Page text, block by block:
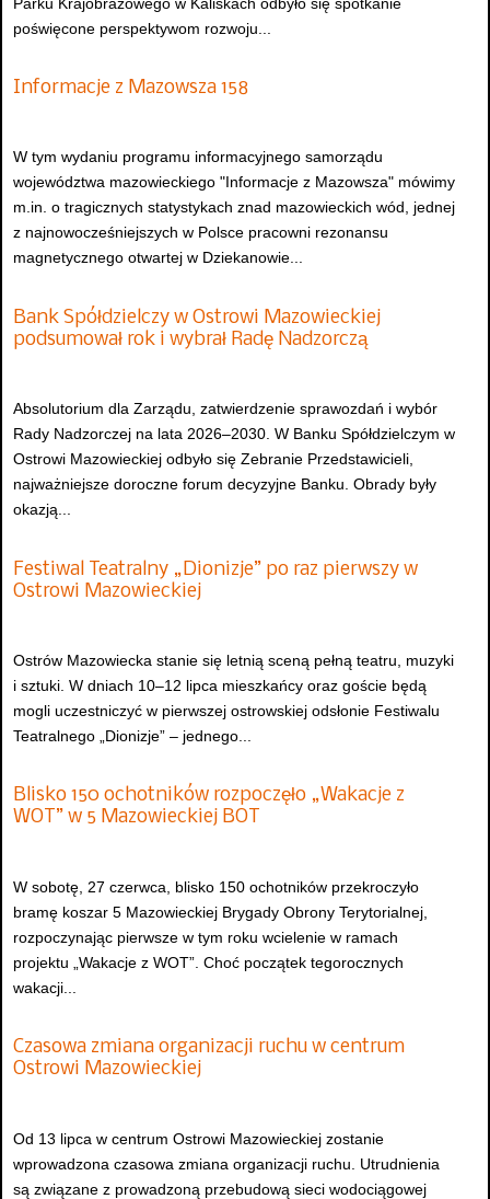
poświęcone perspektywom rozwoju...
Informacje z Mazowsza 158
W tym wydaniu programu informacyjnego samorządu
województwa mazowieckiego "Informacje z Mazowsza" mówimy
m.in. o tragicznych statystykach znad mazowieckich wód, jednej
z najnowocześniejszych w Polsce pracowni rezonansu
magnetycznego otwartej w Dziekanowie...
Bank Spółdzielczy w Ostrowi Mazowieckiej
podsumował rok i wybrał Radę Nadzorczą
Absolutorium dla Zarządu, zatwierdzenie sprawozdań i wybór
Rady Nadzorczej na lata 2026–2030. W Banku Spółdzielczym w
Ostrowi Mazowieckiej odbyło się Zebranie Przedstawicieli,
najważniejsze doroczne forum decyzyjne Banku. Obrady były
okazją...
Festiwal Teatralny „Dionizje” po raz pierwszy w
Ostrowi Mazowieckiej
Ostrów Mazowiecka stanie się letnią sceną pełną teatru, muzyki
i sztuki. W dniach 10–12 lipca mieszkańcy oraz goście będą
mogli uczestniczyć w pierwszej ostrowskiej odsłonie Festiwalu
Teatralnego „Dionizje” – jednego...
Blisko 150 ochotników rozpoczęło „Wakacje z
WOT” w 5 Mazowieckiej BOT
W sobotę, 27 czerwca, blisko 150 ochotników przekroczyło
bramę koszar 5 Mazowieckiej Brygady Obrony Terytorialnej,
rozpoczynając pierwsze w tym roku wcielenie w ramach
projektu „Wakacje z WOT”. Choć początek tegorocznych
wakacji...
Czasowa zmiana organizacji ruchu w centrum
Ostrowi Mazowieckiej
Od 13 lipca w centrum Ostrowi Mazowieckiej zostanie
wprowadzona czasowa zmiana organizacji ruchu. Utrudnienia
są związane z prowadzoną przebudową sieci wodociągowej